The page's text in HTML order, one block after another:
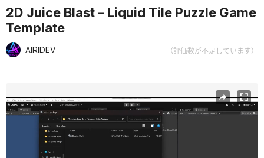
2D Juice Blast – Liquid Tile Puzzle Game
Template
AIRIDEV （評価数が不足しています）